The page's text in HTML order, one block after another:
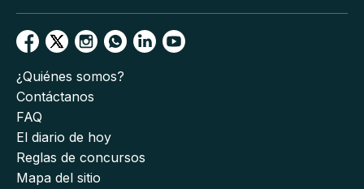
¿Quiénes somos?
Contáctanos
FAQ
El diario de hoy
Reglas de concursos
Mapa del sitio